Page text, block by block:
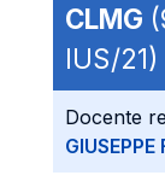
CLMG
IUS/21)
Docente
GIUSEPPE